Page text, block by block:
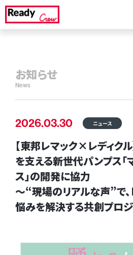
お知らせ
News
2026.03.30 ニュース
【東邦レマック×レディク
を支える新世代パンプス「
ス」の開発に協力
〜“現場のリアルな声”で
悩みを解決する共創プロ